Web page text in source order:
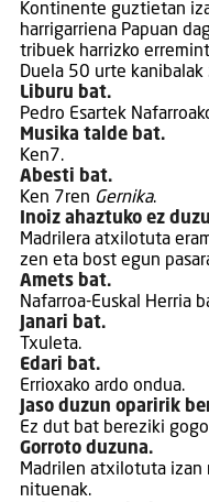
Kontinente guztietan
harrigarriena Papuan
tribuek harrizko
Duela 50 urte kanibalak
Liburu bat.
Pedro Esartek
Musika talde bat.
Ken7.
Abesti bat.
Ken 7ren Gernika.
Inoiz ahaztuko ez
Madrilera atxilotuta
zen eta bost egun
Amets bat.
Nafarroa-Euskal Herria
Janari bat.
Txuleta.
Edari bat.
Errioxako ardo ondua.
Jaso duzun oparirik
Ez dut bat bereziki
Gorroto duzuna.
Madrilen atxilotuta izan
nituenak.